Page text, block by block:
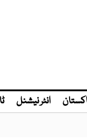
انٹر نیشنل